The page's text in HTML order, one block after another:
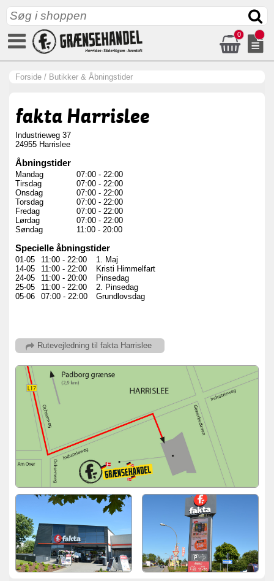
0
Forside / Butikker & Åbningstider
fakta Harrislee
Industrieweg 37
24955 Harrislee
Åbningstider
Mandag 07:00 - 22:00
Tirsdag
07:00 - 22:00
Onsdag
07:00 - 22:00
Torsdag
07:00 - 22:00
Fredag
07:00 - 22:00
Lørdag
07:00 - 22:00
Søndag
11:00 - 20:00
Specielle åbningstider
01-05 11:00 - 22:00
1. Maj
14-05
11:00 - 22:00
Kristi Himmelfart
24-05
11:00 - 20:00
Pinsedag
25-05
11:00 - 22:00
2. Pinsedag
05-06
07:00 - 22:00 Grundlovsdag
Rutevejledning til fakta Harrislee